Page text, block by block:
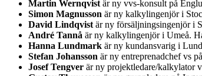
Martin Wernqvist är ny vvs-konsult på
Simon Magnusson är ny kalkylingenjör i
David Lindqvist är ny försäljningsingenjör i
André Tannå är ny kalkylingenjör i Umeå.
Hanna Lundmark är ny kundansvarig i
Stefan Johansson är ny entreprenadchef vs
Josef Tengver är ny projektledare/kalkylator